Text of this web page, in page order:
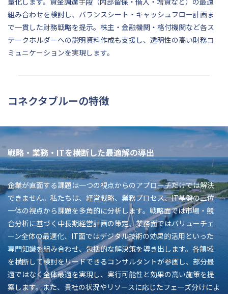
組み合わせを検討し、バランスシート・キャッシュフロー計画ま
で一貫した財務戦略を提示。株主・金融機関・格付機関など各ス
テークホルダーへの説明資料作成も支援し、透明性の高い財務コ
ミュニケーションを実現します。
コネクタブルーの特徴
戦略・業務・ITを横断した最適解の導出
企業が直面する課題は一つの視点からのアプローチだけでは解決
できません。私たちは、経営戦略、業務プロセス、IT基盤の三位
一体の視点から課題を多角的に分析します。戦略面では市場・競
合分析に基づく中長期経営計画の策定、業務面ではバリューチェ
ーン全体の最適化、IT面ではデジタル技術の効果的活用といった
専門知識を組み合わせ、包括的な解決策を導き出します。各領域
を横断して検討をリードできるコンサルタントが参画し、部分最
適ではなく全体最適を実現し、実行可能性と効果の高い施策を提
案します。また、貴社の状況やリソースに応じたフェーズ分けによ